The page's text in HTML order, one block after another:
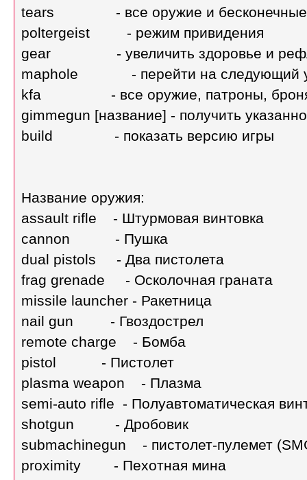
tears - все оружие и бесконечные
poltergeist - режим привидения
gear - увеличить здоровье и
maphole - перейти на следующий
kfa - все оружие, патроны, броня
gimmegun [название] - получить
build - показать версию игры
Название оружия:
assault rifle - Штурмовая винтовка
cannon - Пушка
dual pistols - Два пистолета
frag grenade - Осколочная граната
missile launcher - Ракетница
nail gun - Гвоздострел
remote charge - Бомба
pistol - Пистолет
plasma weapon - Плазма
semi-auto rifle - Полуавтоматическая
shotgun - Дробовик
submachinegun - пистолет-пулемет
proximity - Пехотная мина